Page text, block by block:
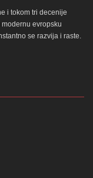
i tokom tri decenije
evropsku
se razvija i raste.